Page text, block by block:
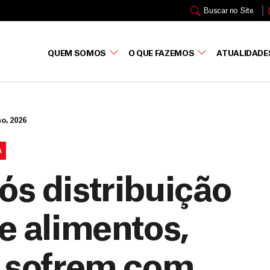
Buscar no Site
QUEM SOMOS O QUE FAZEMOS
2026
distribuição
alimentos,